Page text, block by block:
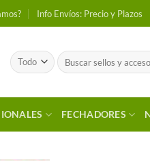
Info Envíos: Precio y Plazos
Buscar
por:
FECHADORES